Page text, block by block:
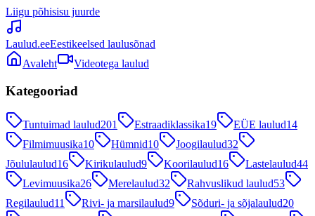
Liigu põhisisu juurde
Laulud.eeEestikeelsed laulusõnad
Avaleht
Videotega laulud
Kategooriad
Tuntuimad laulud201 Estraadiklassika19 EÜE laulud14
Filmimuusika10 Hümnid10 Joogilaulud32
Jõululaulud16 Kirikulaulud9 Koorilaulud16 Lastelaulud44
Levimuusika26 Merelaulud32 Rahvuslikud laulud53
Regilaulud11 Rivi- ja marsilaulud9 Sõduri- ja sõjalaulud20